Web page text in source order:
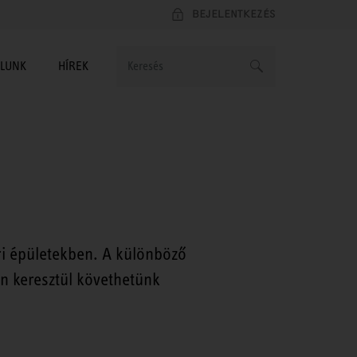
BEJELENTKEZÉS
HÍREK
épületekben. A különböző
keresztül követhetünk